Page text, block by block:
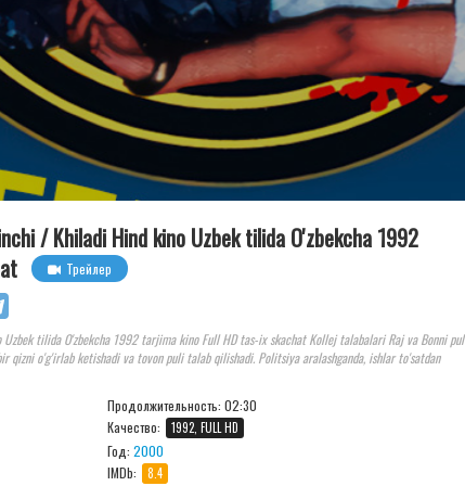
/ Khiladi Hind kino Uzbek tilida O'zbekcha 1992
Трейлер
tilida O'zbekcha 1992 tarjima kino Full HD tas-ix skachat Kollej talabalari Raj va Bonni pul
o'g'irlab ketishadi va tovon puli talab qilishadi. Politsiya aralashganda, ishlar to'satdan
Продолжительность:02:30
Качество:
1992, FULL HD
Год:2000
IMDb:
8.4